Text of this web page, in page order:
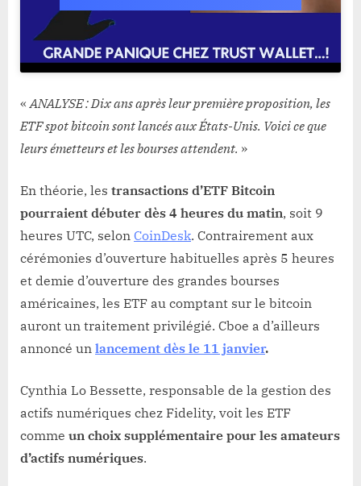
«ANALYSE : Dix ans après leur première proposition, les
ETF spot bitcoin sont lancés aux États-Unis. Voici ce que
leurs émetteurs et les bourses attendent. »
En théorie, les transactions d’ETF Bitcoin
pourraient débuter dès 4 heures du matin, soit 9
heures UTC, selon CoinDesk. Contrairement aux
cérémonies d’ouverture habituelles après 5 heures
et demie d’ouverture des grandes bourses
américaines, les ETF au comptant sur le bitcoin
auront un traitement privilégié. Cboe a d’ailleurs
annoncé un lancement dès le 11 janvier.
Cynthia Lo Bessette, responsable de la gestion des
actifs numériques chez Fidelity, voit les ETF
comme un choix supplémentaire pour les amateurs
d’actifs numériques.